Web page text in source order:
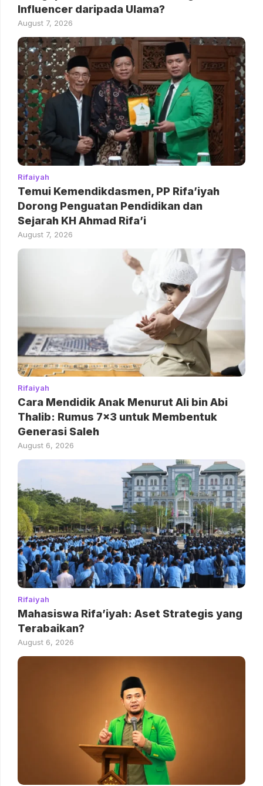
Influencer daripada Ulama?
August 7, 2026
Rifaiyah
Temui Kemendikdasmen, PP Rifa’iyah
Dorong Penguatan Pendidikan dan
Sejarah KH Ahmad Rifa’i
August 7, 2026
Rifaiyah
Cara Mendidik Anak Menurut Ali bin Abi
Thalib: Rumus 7×3 untuk Membentuk
Generasi Saleh
August 6, 2026
Rifaiyah
Mahasiswa Rifa’iyah: Aset Strategis yang
Terabaikan?
August 6, 2026